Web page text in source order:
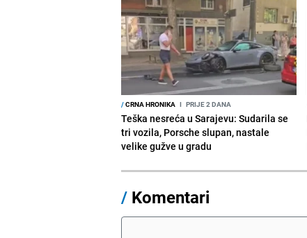
/CRNA HRONIKA I PRIJE 2 DANA
Teška nesreća u Sarajevu: Sudarila se
tri vozila, Porsche slupan, nastale
velike gužve u gradu
/ Komentari